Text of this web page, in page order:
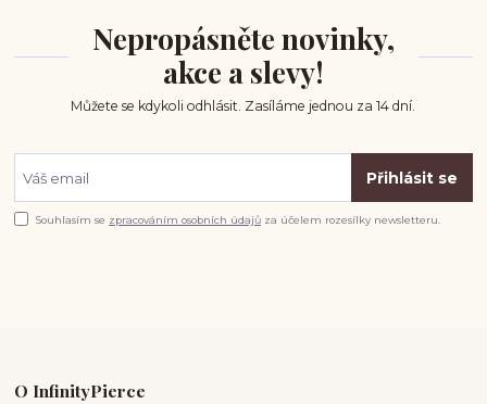
Nepropásněte novinky,
akce a slevy!
Můžete se kdykoli odhlásit. Zasíláme jednou za 14 dní.
Přihlásit se
Souhlasím se zpracováním osobních údajů za účelem rozesílky newsletteru.
O InfinityPierce